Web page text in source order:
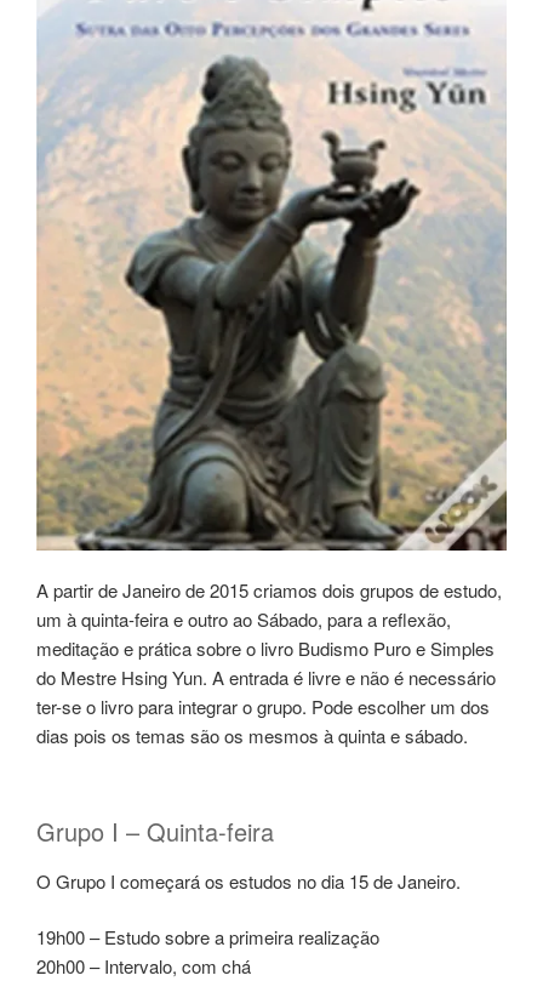
A partir de Janeiro de 2015 criamos dois grupos de estudo,
um à quinta-feira e outro ao Sábado, para a reflexão,
meditação e prática sobre o livro Budismo Puro e Simples
do Mestre Hsing Yun. A entrada é livre e não é necessário
ter-se o livro para integrar o grupo. Pode escolher um dos
dias pois os temas são os mesmos à quinta e sábado.
Grupo I – Quinta-feira
O Grupo I começará os estudos no dia 15 de Janeiro.
19h00 – Estudo sobre a primeira realização
20h00 – Intervalo, com chá